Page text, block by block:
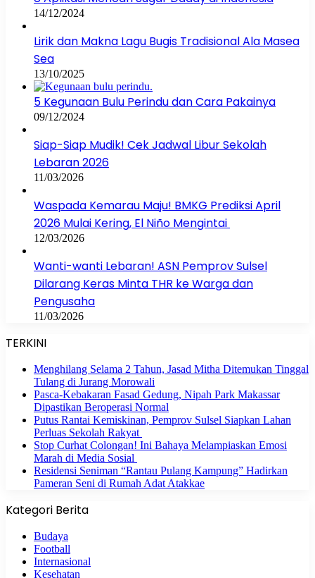
14/12/2024
Lirik dan Makna Lagu Bugis Tradisional Ala Masea
Sea
13/10/2025
5 Kegunaan Bulu Perindu dan Cara Pakainya
09/12/2024
Siap-Siap Mudik! Cek Jadwal Libur Sekolah
Lebaran 2026
11/03/2026
Waspada Kemarau Maju! BMKG Prediksi April
2026 Mulai Kering, El Niño Mengintai
12/03/2026
Wanti-wanti Lebaran! ASN Pemprov Sulsel
Dilarang Keras Minta THR ke Warga dan
Pengusaha
11/03/2026
TERKINI
Menghilang Selama 2 Tahun, Jasad Mitha Ditemukan Tinggal
Tulang di Jurang Morowali
Pasca-Kebakaran Fasad Gedung, Nipah Park Makassar
Dipastikan Beroperasi Normal
Putus Rantai Kemiskinan, Pemprov Sulsel Siapkan Lahan
Perluas Sekolah Rakyat
Stop Curhat Colongan! Ini Bahaya Melampiaskan Emosi
Marah di Media Sosial
Residensi Seniman “Rantau Pulang Kampung” Hadirkan
Pameran Seni di Rumah Adat Atakkae
Kategori Berita
Budaya
Football
Internasional
Kesehatan